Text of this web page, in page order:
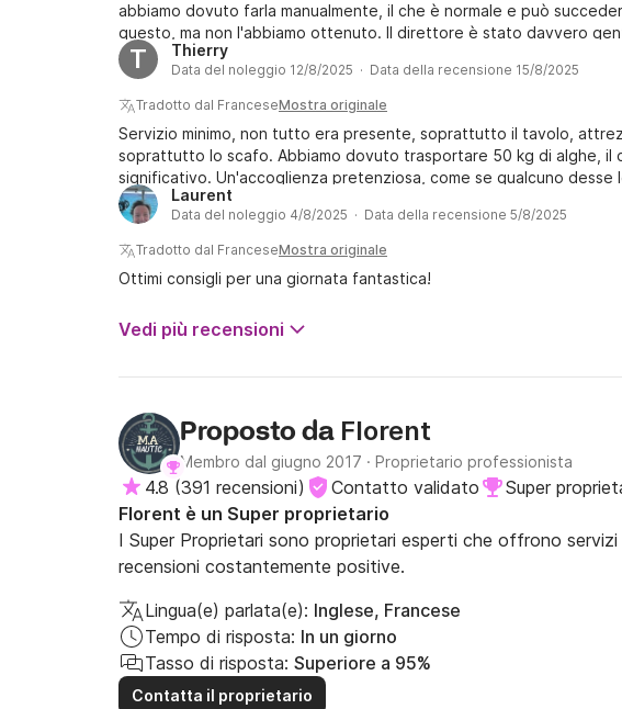
abbiamo dovuto farla manualmente, il che è normale e può
questo, ma non l'abbiamo ottenuto. Il direttore è stato davvero
T Thierry
Data del noleggio 12/8/2025 · Data della recensione 15/8/2025
Tradotto dal FranceseMostra originale
Servizio minimo, non tutto era presente, soprattutto il tavolo,
soprattutto lo scafo. Abbiamo dovuto trasportare 50 kg di alghe, il
significativo. Un'accoglienza pretenziosa, come se qualcuno
Laurent
Data del noleggio 4/8/2025 · Data della recensione 5/8/2025
Tradotto dal FranceseMostra originale
Ottimi consigli per una giornata fantastica!
Vedi più recensioni
Proposto da Florent
Membro dal giugno 2017 · Proprietario professionista
4.8 (391 recensioni) Contatto validato
Super
Florent è un Super proprietario
I Super Proprietari sono proprietari esperti che offrono
recensioni costantemente positive.
Lingua(e) parlata(e): Inglese, Francese
Tempo di risposta: In un giorno
Tasso di risposta: Superiore a 95%
Contatta il proprietario